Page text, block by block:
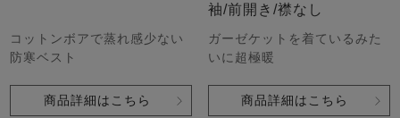
コットンボアで蒸れ感少ない
防寒ベスト
商品詳細はこちら
袖/前開き/襟なし
ガーゼケットを着ているみた
いに超極暖
商品詳細はこちら